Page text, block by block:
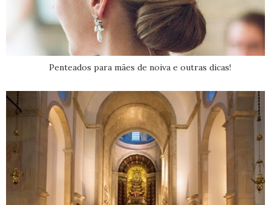
Penteados para mães de noiva e outras dicas!